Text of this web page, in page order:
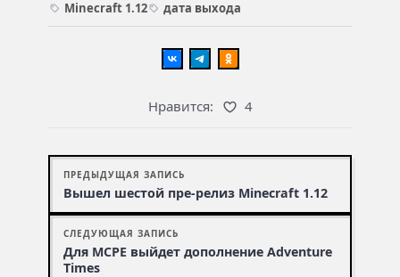
Minecraft 1.12 дата выхода
Нравится: 4
ПРЕДЫДУЩАЯ ЗАПИСЬ
Вышел шестой пре-релиз Minecraft 1.12
СЛЕДУЮЩАЯ ЗАПИСЬ
Для MCPE выйдет дополнение Adventure
Times